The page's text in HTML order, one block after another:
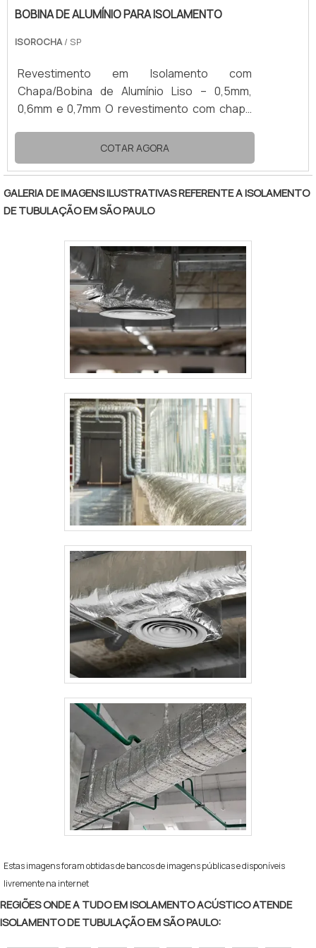
BOBINA DE ALUMÍNIO PARA ISOLAMENTO
ISOROCHA/ SP
Revestimento em Isolamento com
Chapa/Bobina de Alumínio Liso – 0,5mm,
0,6mm e 0,7mm O revestimento com chapa
utilizado na proteção mecânica e
acabamento de sistemas de isolamento
térmico industrial. Aplicado sobre isolantes
como lã de rocha ou poliuretano, o alumínio
confere maior durabilidade ao isolamento,
exposição solar. Disponível nas espessuras
de 0,5 mm, 0,6 mm e 0,7 mm, o alumínio liso é
fornecido em bobinas ou chapas planas, com
largura padrão de 1 metro. A escolha da
espessura ideal depende do nível de
proteção mecânica desejado e das
exigências do ambiente da aplicação
(ambientes externos, áreas de tráfego,
locais úmidos, etc.). Esse tipo de
revestimento é recomendado para:
Isolamento de tubulações e caldeiras;
Revestimento de tanques e dutos;
Ambientes industriais, alimentícios e
petroquímicos. Além do visual limpo e
profissional, o alumínio também possui
propriedades refletivas que ajudam no
controle térmico.
COTAR AGORA
GALERIA DE IMAGENS ILUSTRATIVAS REFERENTE A ISOLAMENTO
DE TUBULAÇÃO EM SÃO PAULO
Estas imagens foram obtidas de bancos de imagens públicas e disponíveis
livremente na internet
REGIÕES ONDE A TUDO EM ISOLAMENTO ACÚSTICO ATENDE
ISOLAMENTO DE TUBULAÇÃO EM SÃO PAULO: